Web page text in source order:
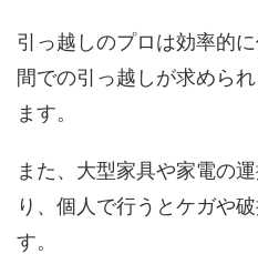
引っ越しのプロは効率的
間での引っ越しが求めら
ます。
また、大型家具や家電の
り、個人で行うとケガや
す。